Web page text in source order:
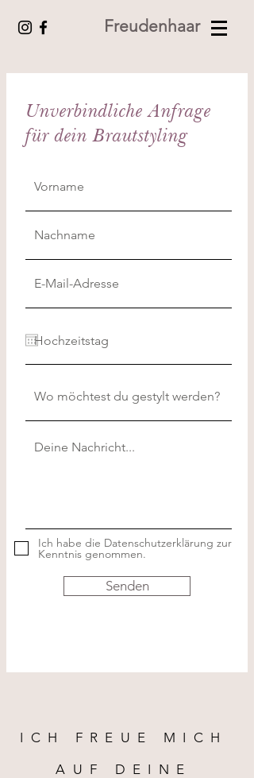
Freudenhaar
Unverbindliche Anfrage
für dein Brautstyling
Ich habe die Datenschutzerklärung zur
Kenntnis genommen.
Senden
ICH FREUE MICH
AUF DEINE